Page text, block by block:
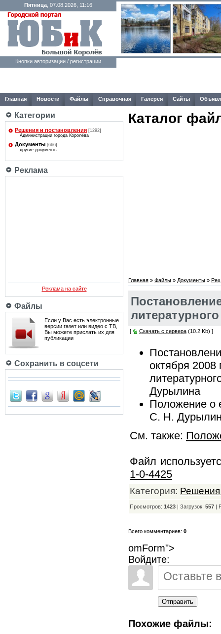
Пятница , 07.08.2026, 11:16
Кнопки авторизации / регистрации
Главная Новости Файлы Справочная Галерея Сайты
Категории
Решения и постановления [1292]
Администрации города Королёва
Документы [666]
другие документы
Реклама
Реклама на сайте
Файлы
Если у Вас есть электронные
версии газет или видео с ТВ,
Вы можете прислать их для
публикации
Сохранить в соцсети
Каталог
Главная » Файлы » Документы »
[ Скачать с сервера (10.2 Kb) ]
октября
Дурылина
Положение о
С. Н.
См. также:
Файл
1-0-4425
Категория: Решения
Просмотров: 1423 | Загрузок: 557 |
Всего комментариев: 0
omForm">
Войдите:
Отправить
Похожие файлы: